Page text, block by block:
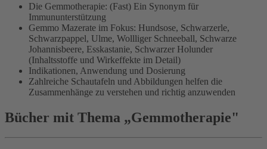
Die Gemmotherapie: (Fast) Ein Synonym für
Immununterstützung
Gemmo Mazerate im Fokus: Hundsose, Schwarzerle,
Schwarzpappel, Ulme, Wollliger Schneeball, Schwarze
Johannisbeere, Esskastanie, Schwarzer Holunder
(Inhaltsstoffe und Wirkeffekte im Detail)
Indikationen, Anwendung und Dosierung
Zahlreiche Schautafeln und Abbildungen helfen die
Zusammenhänge zu verstehen und richtig anzuwenden
Bücher mit Thema „Gemmotherapie"